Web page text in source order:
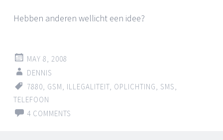
Hebben anderen wellicht een idee?
MAY 8, 2008
DENNIS
7880 GSM ILLEGALITEIT OPLICHTING SMS
TELEFOON
4 COMMENTS